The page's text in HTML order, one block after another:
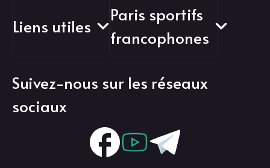
Liens utiles
Paris sportifs
francophones
Suivez-nous sur les réseaux
sociaux